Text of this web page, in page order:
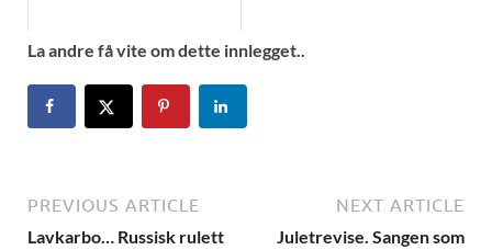
La andre få vite om dette innlegget..
PREVIOUS ARTICLE
Lavkarbo… Russisk rulett
NEXT ARTICLE
Juletrevise. Sangen som